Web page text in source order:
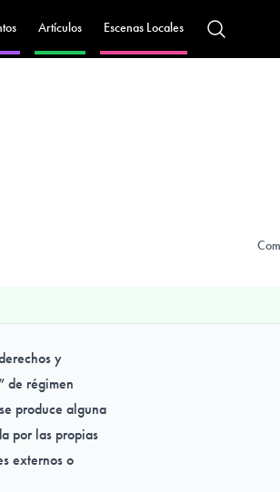
Artículos Escenas Locales
y
de régimen
produce alguna
por las propias
externos o